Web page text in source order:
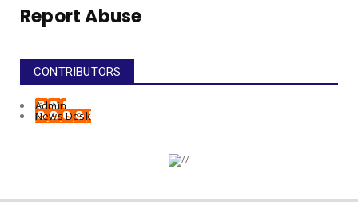
Report Abuse
CONTRIBUTORS
Admin
News Desk